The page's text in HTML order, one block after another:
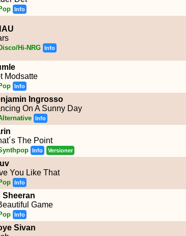
Info
Hi-NRG Info
Modsatte
Info
Ingrosso
On A Sunny Day
Info
The Point
Info Versioner
You Like That
Info
Sheeran
Game
Info
Sivan